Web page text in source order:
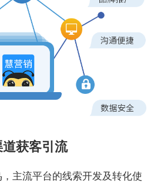
道获客引流
主流平台的线索开发及转化使